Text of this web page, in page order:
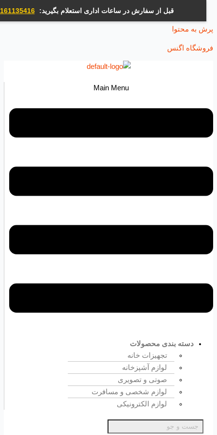
قبل از سفارش در ساعات اداری استعلام بگیرید: 09161135416
محتوا
اگنس
Main Menu
دسته بندی محصولات
تجهیزات خانه
لوازم آشپزخانه
صوتی و تصویری
لوازم شخصی و مسافرت
لوازم الکترونیکی